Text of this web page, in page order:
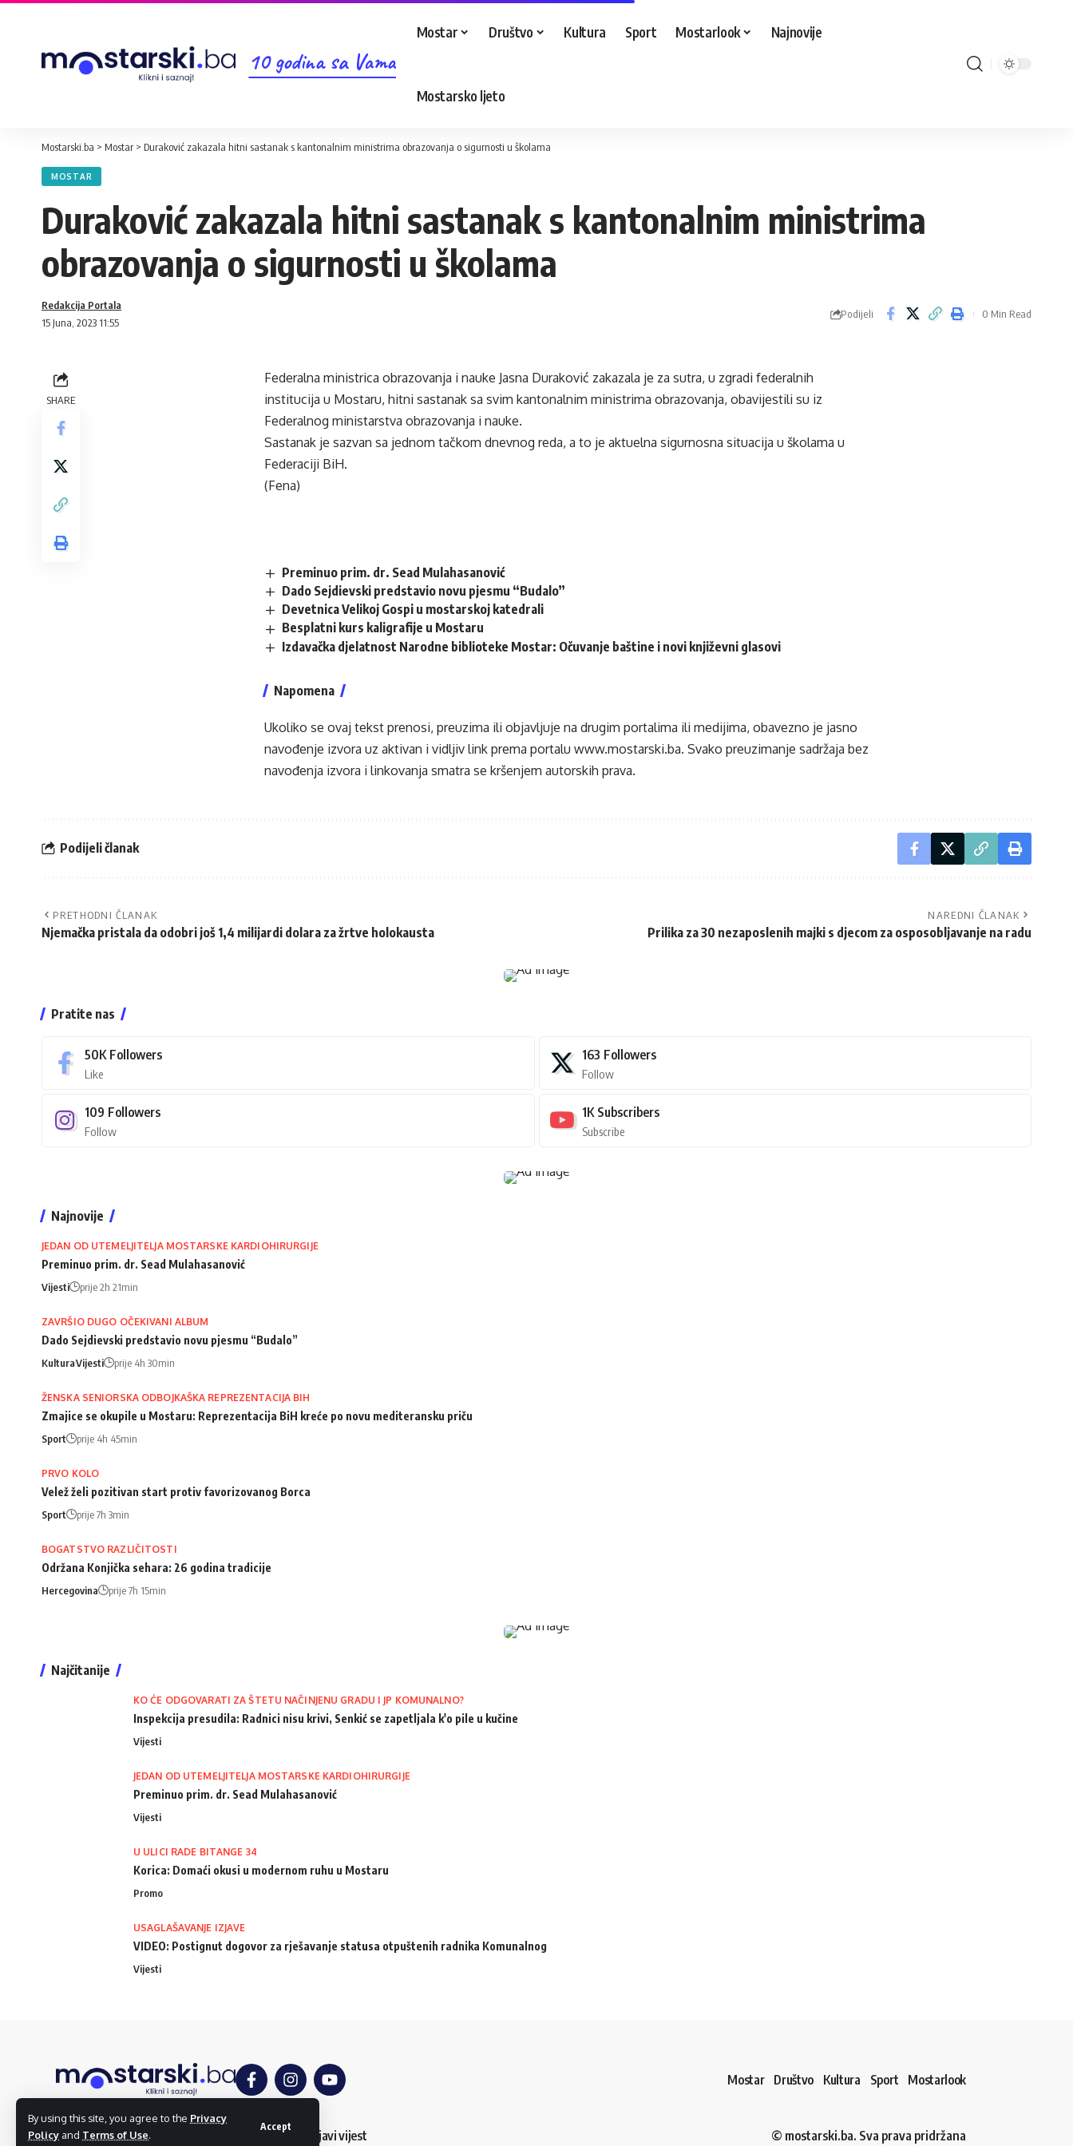
By using this site, you agree to the Privacy
Policy and Terms of Use.
Accept
10 godina sa Vama
Mostar Društvo Kultura Sport Mostarlook Najnovije
Mostarsko ljeto
Mostarski.ba > Mostar > Duraković zakazala hitni sastanak s kantonalnim ministrima obrazovanja o sigurnosti u školama
MOSTAR
Duraković zakazala hitni sastanak s kantonalnim ministrima
obrazovanja o sigurnosti u školama
15 Juna, 2023 11:55
Redakcija Portala
Podijeli 0 Min Read
SHARE
Federalna ministrica obrazovanja i nauke Jasna Duraković zakazala je za sutra, u zgradi federalnih
institucija u Mostaru, hitni sastanak sa svim kantonalnim ministrima obrazovanja, obavijestili su iz
Federalnog ministarstva obrazovanja i nauke.
Sastanak je sazvan sa jednom tačkom dnevnog reda, a to je aktuelna sigurnosna situacija u školama u
Federaciji BiH.
(Fena)
Preminuo prim. dr. Sead Mulahasanović
Dado Sejdievski predstavio novu pjesmu “Budalo”
Devetnica Velikoj Gospi u mostarskoj katedrali
Besplatni kurs kaligrafije u Mostaru
Izdavačka djelatnost Narodne biblioteke Mostar: Očuvanje baštine i novi književni glasovi
Napomena
Ukoliko se ovaj tekst prenosi, preuzima ili objavljuje na drugim portalima ili medijima, obavezno je jasno
navođenje izvora uz aktivan i vidljiv link prema portalu www.mostarski.ba. Svako preuzimanje sadržaja bez
navođenja izvora i linkovanja smatra se kršenjem autorskih prava.
Podijeli članak
PRETHODNI ČLANAK
Njemačka pristala da odobri još 1,4 milijardi dolara za žrtve holokausta
NAREDNI ČLANAK
Prilika za 30 nezaposlenih majki s djecom za osposobljavanje na radu
Pratite nas
50K Followers
Like
163 Followers
Follow
109 Followers
Follow
1K Subscribers
Subscribe
Najnovije
JEDAN OD UTEMELJITELJA MOSTARSKE KARDIOHIRURGIJE
Preminuo prim. dr. Sead Mulahasanović
Vijesti prije 2h 21min
ZAVRŠIO DUGO OČEKIVANI ALBUM
Dado Sejdievski predstavio novu pjesmu “Budalo”
KulturaVijesti prije 4h 30min
ŽENSKA SENIORSKA ODBOJKAŠKA REPREZENTACIJA BIH
Zmajice se okupile u Mostaru: Reprezentacija BiH kreće po novu mediteransku priču
Sport prije 4h 45min
PRVO KOLO
Velež želi pozitivan start protiv favorizovanog Borca
Sport prije 7h 3min
BOGATSTVO RAZLIČITOSTI
Održana Konjička sehara: 26 godina tradicije
Hercegovina prije 7h 15min
Najčitanije
KO ĆE ODGOVARATI ZA ŠTETU NAČINJENU GRADU I JP KOMUNALNO?
Inspekcija presudila: Radnici nisu krivi, Senkić se zapetljala k'o pile u kučine
Vijesti
JEDAN OD UTEMELJITELJA MOSTARSKE KARDIOHIRURGIJE
Preminuo prim. dr. Sead Mulahasanović
Vijesti
U ULICI RADE BITANGE 34
Korica: Domaći okusi u modernom ruhu u Mostaru
Promo
USAGLAŠAVANJE IZJAVE
VIDEO: Postignut dogovor za rješavanje statusa otpuštenih radnika Komunalnog
Vijesti
Mostar Društvo Kultura Sport Mostarlook
O nama Impressum Kontakt Dojavi vijest © mostarski.ba. Sva prava pridržana